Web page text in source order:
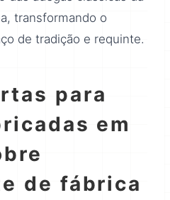
transformando o
de tradição e requinte.
para
em
de fábrica